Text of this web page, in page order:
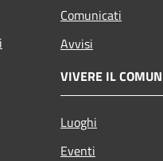
Comunicati
Avvisi
VIVERE IL
Luoghi
Eventi